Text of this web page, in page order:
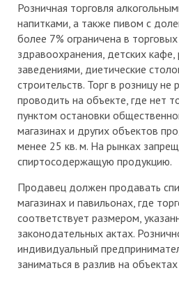
Розничная торговля
напитками, а также пивом с
более 7% ограничена в
здравоохранения, детских
заведениями, диетические
строительств. Торг в розницу не
проводить на объекте, где нет
пунктом остановки
магазинах и других объектов
менее 25 кв. м. На рынках
спиртосодержащую продукцию.
Продавец должен продавать
магазинах и павильонах, где
соответствует размером,
законодательных актах.
индивидуальный
заниматься в разлив на